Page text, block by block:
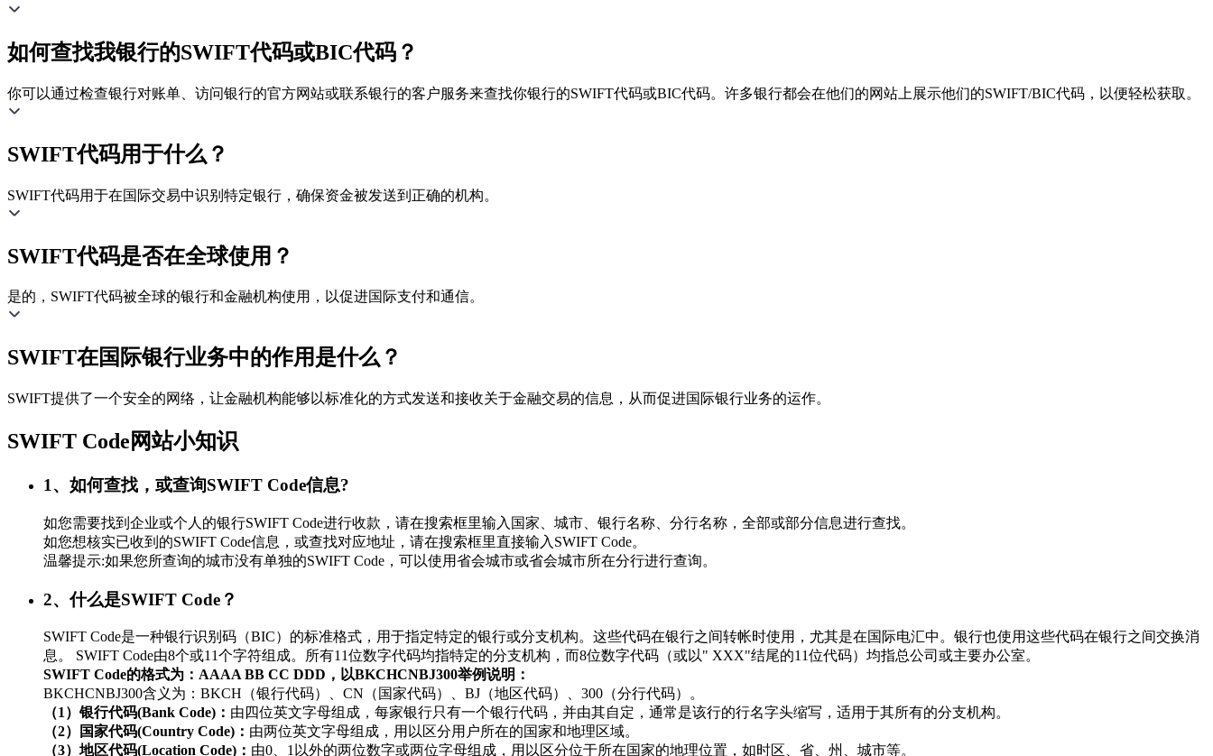
如何查找我银行的SWIFT代码或BIC代码？
你可以通过检查银行对账单、访问银行的官方网站或联系银行的客户服务来查找你银行的SWIFT代码或BIC代码。许多银行都会在他们的网站上展示他们的SWIFT/BIC代码，以便轻松获取。
SWIFT代码用于什么？
SWIFT代码用于在国际交易中识别特定银行，确保资金被发送到正确的机构。
SWIFT代码是否在全球使用？
是的，SWIFT代码被全球的银行和金融机构使用，以促进国际支付和通信。
SWIFT在国际银行业务中的作用是什么？
SWIFT提供了一个安全的网络，让金融机构能够以标准化的方式发送和接收关于金融交易的信息，从而促进国际银行业务的运作。
SWIFT Code网站小知识
1、如何查找，或查询SWIFT Code信息?
如您需要找到企业或个人的银行SWIFT Code进行收款，请在搜索框里输入国家、城市、银行名称、分行名称，全部或部分信息进行查找。
如您想核实已收到的SWIFT Code信息，或查找对应地址，请在搜索框里直接输入SWIFT Code。
温馨提示:如果您所查询的城市没有单独的SWIFT Code，可以使用省会城市或省会城市所在分行进行查询。
2、什么是SWIFT Code？
SWIFT Code是一种银行识别码（BIC）的标准格式，用于指定特定的银行或分支机构。这些代码在银行之间转帐时使用，尤其是在国际电汇中。银行也使用这些代码在银行之间交换消
息。 SWIFT Code由8个或11个字符组成。所有11位数字代码均指特定的分支机构，而8位数字代码（或以" XXX"结尾的11位代码）均指总公司或主要办公室。
SWIFT Code的格式为：AAAA BB CC DDD，以BKCHCNBJ300举例说明：
BKCHCNBJ300含义为：BKCH（银行代码）、CN（国家代码）、BJ（地区代码）、300（分行代码）。
（1）银行代码(Bank Code)： 由四位英文字母组成，每家银行只有一个银行代码，并由其自定，通常是该行的行名字头缩写，适用于其所有的分支机构。
（2）国家代码(Country Code)： 由两位英文字母组成，用以区分用户所在的国家和地理区域。
（3）地区代码(Location Code)： 由0、1以外的两位数字或两位字母组成，用以区分位于所在国家的地理位置，如时区、省、州、城市等。